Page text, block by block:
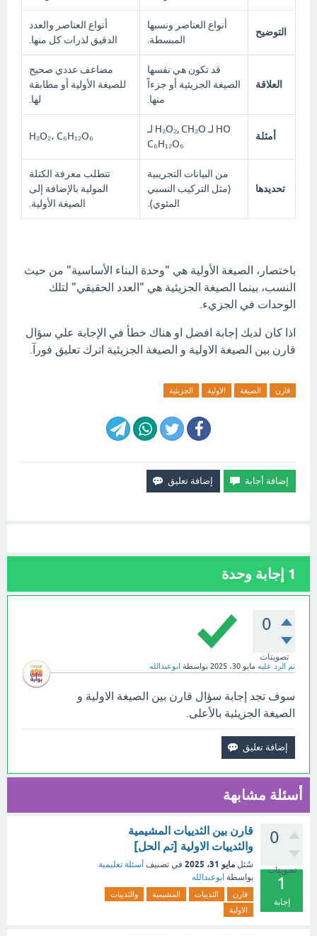
التوضيح
أنواع العناصر ونسبها
المبسطة.
أنواع العناصر والعدد
الدقيق لذرات كل منها.
العلاقة
قد تكون هي نفسها
الصيغة الجزيئية أو جزءاً
منها.
مضاعف عددي صحيح
للصيغة الأولية أو مطابقة
لها.
أمثلة
HO لـ H₂O₂, CH₂O لـ
C₆H₁₂O₆
H₂O₂، C₆H₁₂O₆
تحديدها
من البيانات التجريبية
(مثل التركيب النسبي
المئوي).
تتطلب معرفة الكتلة
المولية بالإضافة إلى
الصيغة الأولية.
باختصار، الصيغة الأولية هي "وحدة البناء الأساسية" من حيث
النسب، بينما الصيغة الجزيئية هي "العدد الحقيقي" لتلك
الوحدات في الجزيء.
اذا كان لديك إجابة افضل او هناك خطأ في الإجابة علي سؤال
قارن بين الصيغة الاولية و الصيغة الجزيئية اترك تعليق فورآ.
قارن الصيغة الاولية الجزيئية
1 إجابة وحدة
0
تصويتات
تم الرد عليه مايو 30، 2025 بواسطة ابوعبدالله
سوف تجد إجابة سؤال قارن بين الصيغة الاولية و
الصيغة الجزيئية بالأعلى.
أسئلة مشابهة
0
تصويتات
1
إجابة
قارن بين الثدييات المشيمية
والثدييات الاولية [تم الحل]
سُئل مايو 31، 2025 في تصنيف أسئلة تعليمية
بواسطة ابوعبدالله
قارن الثدييات المشيمية
والثدييات
الاولية